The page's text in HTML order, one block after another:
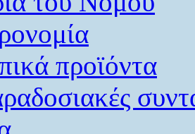
προϊόντα